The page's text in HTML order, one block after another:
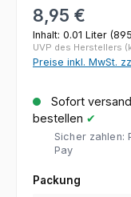
Regulärer Preis:
8,95 €
Inhalt: 0.01 Liter
UVP des Herstellers
Preise inkl. MwSt.
Sofort
bestellen ✔
Sicher zahlen:
Pay
Packung